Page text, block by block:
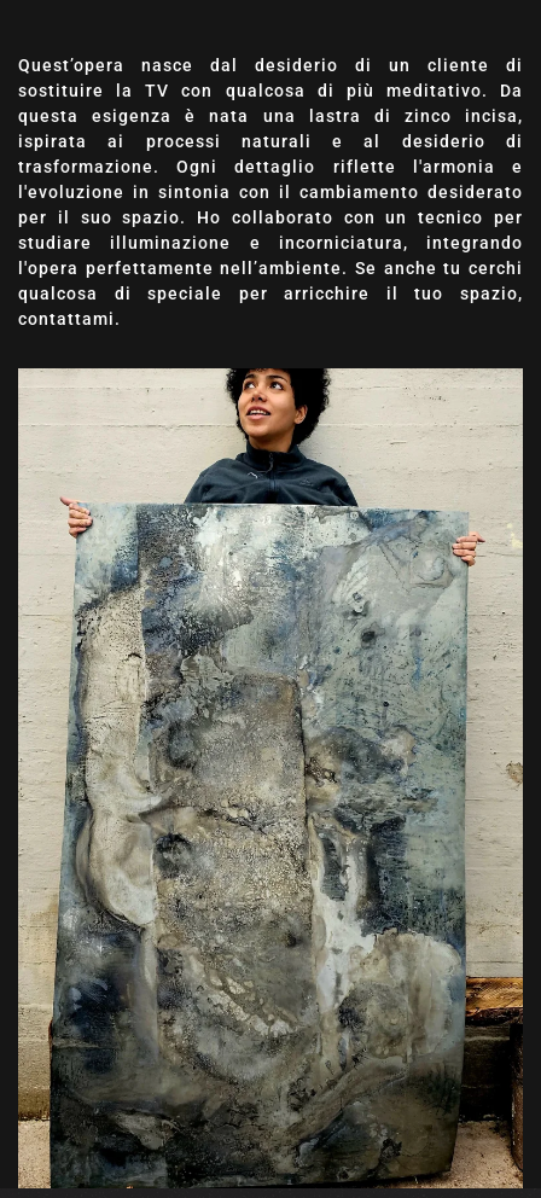
Quest’opera nasce dal desiderio di un cliente di
sostituire la TV con qualcosa di più meditativo. Da
questa esigenza è nata una lastra di zinco incisa,
ispirata ai processi naturali e al desiderio di
trasformazione. Ogni dettaglio riflette l'armonia e
l'evoluzione in sintonia con il cambiamento desiderato
per il suo spazio. Ho collaborato con un tecnico per
studiare illuminazione e incorniciatura, integrando
l'opera perfettamente nell’ambiente. Se anche tu cerchi
qualcosa di speciale per arricchire il tuo spazio,
contattami.